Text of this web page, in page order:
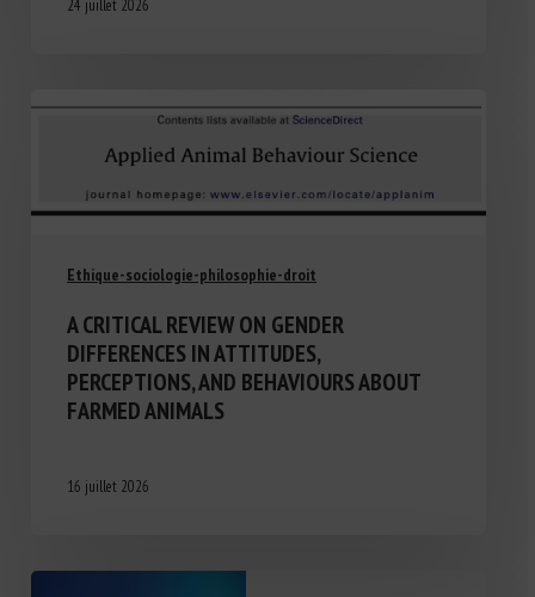
24 juillet 2026
Ethique-sociologie-philosophie-droit
A CRITICAL REVIEW ON GENDER
DIFFERENCES IN ATTITUDES,
PERCEPTIONS, AND BEHAVIOURS ABOUT
FARMED ANIMALS
16 juillet 2026